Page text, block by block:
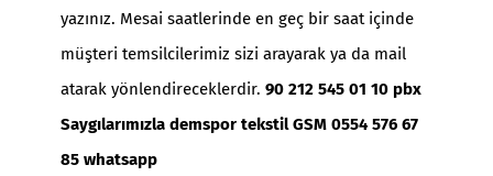
yazınız. Mesai saatlerinde en geç bir saat içinde
müşteri temsilcilerimiz sizi arayarak ya da mail
atarak yönlendireceklerdir. 90 212 545 01 10 pbx
Saygılarımızla demspor tekstil GSM 0554 576 67
85 whatsapp